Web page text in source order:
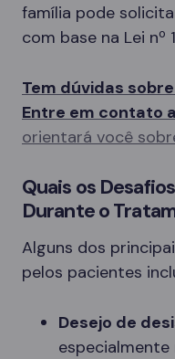
família pode
com base na Lei nº
Tem dúvidas
Entre em contato
orientará você
Quais os
Durante o
Alguns dos
pelos pacientes
Desejo de